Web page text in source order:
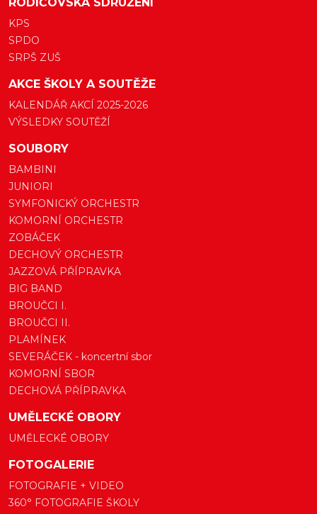
KPS
SPDO
SRPŠ ZUŠ
AKCE ŠKOLY A SOUTĚŽE
KALENDÁŘ AKCÍ 2025-2026
VÝSLEDKY SOUTĚŽÍ
SOUBORY
BAMBINI
JUNIORI
SYMFONICKÝ ORCHESTR
KOMORNÍ ORCHESTR
ZOBÁČEK
DECHOVÝ ORCHESTR
JAZZOVÁ PŘÍPRAVKA
BIG BAND
BROUČCI I.
BROUČCI II.
PLAMÍNEK
SEVERÁČEK - koncertní sbor
KOMORNÍ SBOR
DECHOVÁ PŘÍPRAVKA
UMĚLECKÉ OBORY
UMĚLECKÉ OBORY
FOTOGALERIE
FOTOGRAFIE + VIDEO
360° FOTOGRAFIE ŠKOLY